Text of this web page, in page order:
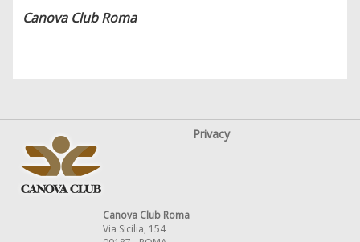
Canova Club Roma
Privacy
Canova Club Roma
Via Sicilia, 154